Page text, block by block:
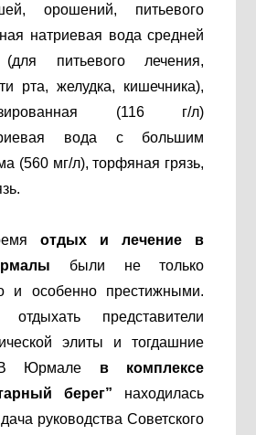
орошений, питьевого
натриевая вода средней
(для питьевого лечения,
рта, желудка, кишечника),
(116 г/л)
вода с большим
(560 мг/л), торфяная грязь,
отдых и лечение в
были не только
и особенно престижными.
представители
элиты и тогдашние
В Юрмале в комплексе
берег” находилась
руководства Советского